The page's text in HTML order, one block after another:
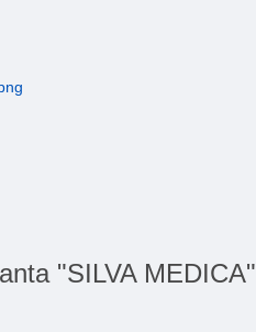
"SILVA MEDICA"